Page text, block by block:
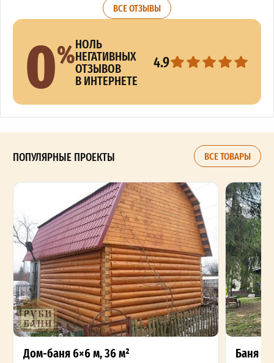
ВСЕ ОТЗЫВЫ
0%НОЛЬ
НЕГАТИВНЫХ
ОТЗЫВОВ
В ИНТЕРНЕТЕ
4.9
ПОПУЛЯРНЫЕ ПРОЕКТЫ ВСЕ ТОВАРЫ
Дом-баня 6×6 м, 36 м² Баня